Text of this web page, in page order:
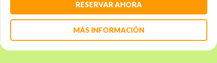
RESERVAR AHORA
MÁS INFORMACIÓN